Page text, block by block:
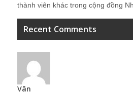
thành viên khác trong cộng đồng
Recent Comments
Vân